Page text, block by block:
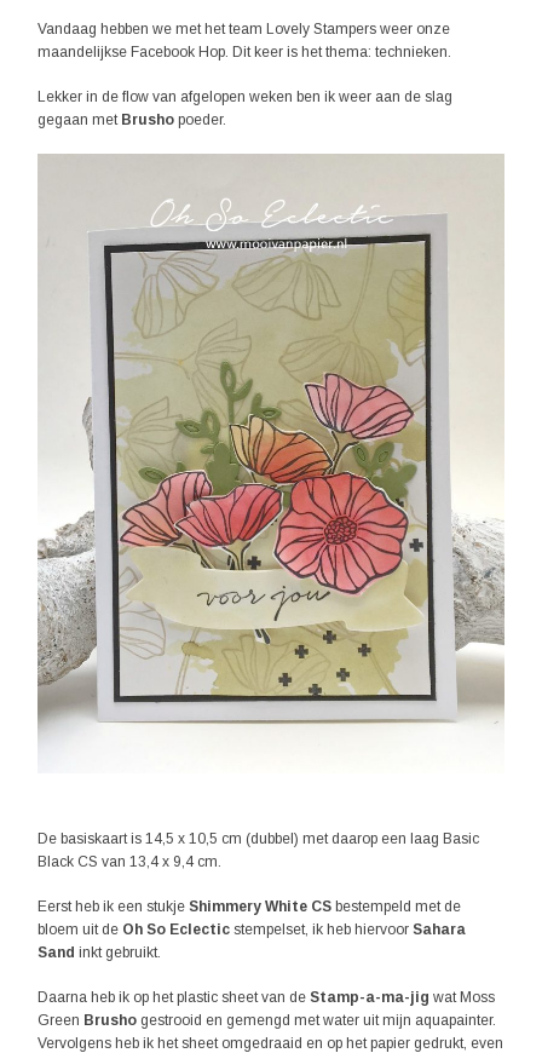
Vandaag hebben we met het team Lovely Stampers weer onze
maandelijkse Facebook Hop. Dit keer is het thema: technieken.
Lekker in de flow van afgelopen weken ben ik weer aan de slag
gegaan met Brusho poeder.
De basiskaart is 14,5 x 10,5 cm (dubbel) met daarop een laag Basic
Black CS van 13,4 x 9,4 cm.
Eerst heb ik een stukje Shimmery White CS bestempeld met de
bloem uit de Oh So Eclectic stempelset, ik heb hiervoor Sahara
Sand inkt gebruikt.
Daarna heb ik op het plastic sheet van de Stamp-a-ma-jig wat Moss
Green Brusho gestrooid en gemengd met water uit mijn aquapainter.
Vervolgens heb ik het sheet omgedraaid en op het papier gedrukt, even